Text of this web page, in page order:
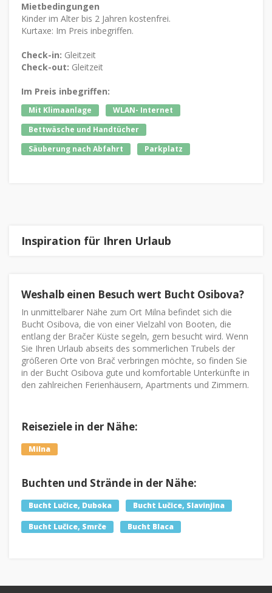
Mietbedingungen
Kinder im Alter bis 2 Jahren kostenfrei.
Kurtaxe: Im Preis inbegriffen.
Check-in: Gleitzeit
Check-out: Gleitzeit
Im Preis inbegriffen:
Mit Klimaanlage
WLAN- Internet
Bettwäsche und Handtücher
Säuberung nach Abfahrt
Parkplatz
Inspiration für Ihren Urlaub
Weshalb einen Besuch wert Bucht Osibova?
In unmittelbarer Nähe zum Ort Milna befindet sich die
Bucht Osibova, die von einer Vielzahl von Booten, die
entlang der Bračer Küste segeln, gern besucht wird. Wenn
Sie Ihren Urlaub abseits des sommerlichen Trubels der
größeren Orte von Brač verbringen möchte, so finden Sie
in der Bucht Osibova gute und komfortable Unterkünfte in
den zahlreichen Ferienhäusern, Apartments und Zimmern.
Reiseziele in der Nähe:
Milna
Buchten und Strände in der Nähe:
Bucht Lučice, Duboka Bucht Lučice, Slavinjina
Bucht Lučice, Smrče Bucht Blaca